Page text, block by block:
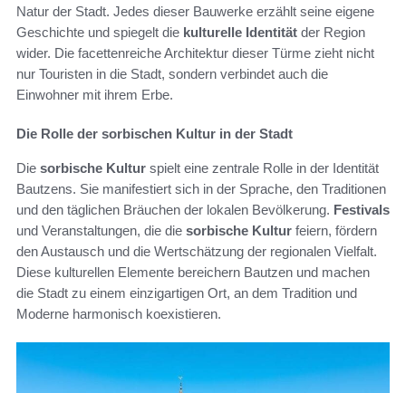
Natur der Stadt. Jedes dieser Bauwerke erzählt seine eigene
Geschichte und spiegelt die kulturelle Identität der Region
wider. Die facettenreiche Architektur dieser Türme zieht nicht
nur Touristen in die Stadt, sondern verbindet auch die
Einwohner mit ihrem Erbe.
Die Rolle der sorbischen Kultur in der Stadt
Die sorbische Kultur spielt eine zentrale Rolle in der Identität
Bautzens. Sie manifestiert sich in der Sprache, den Traditionen
und den täglichen Bräuchen der lokalen Bevölkerung. Festivals
und Veranstaltungen, die die sorbische Kultur feiern, fördern
den Austausch und die Wertschätzung der regionalen Vielfalt.
Diese kulturellen Elemente bereichern Bautzen und machen
die Stadt zu einem einzigartigen Ort, an dem Tradition und
Moderne harmonisch koexistieren.